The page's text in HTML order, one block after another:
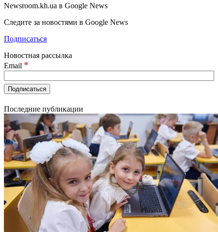
Newsroom.kh.ua в Google News
Следите за новостями в Google News
Подписаться
Новостная рассылка
Email *
Последние публикации